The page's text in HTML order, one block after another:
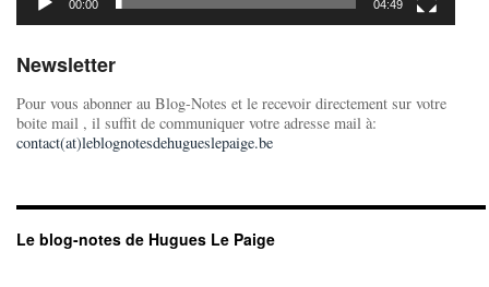
00:00 04:49
Newsletter
Pour vous abonner au Blog-Notes et le recevoir directement sur votre
boite mail , il suffit de communiquer votre adresse mail à:
contact(at)leblognotesdehugueslepaige.be
Le blog-notes de Hugues Le Paige